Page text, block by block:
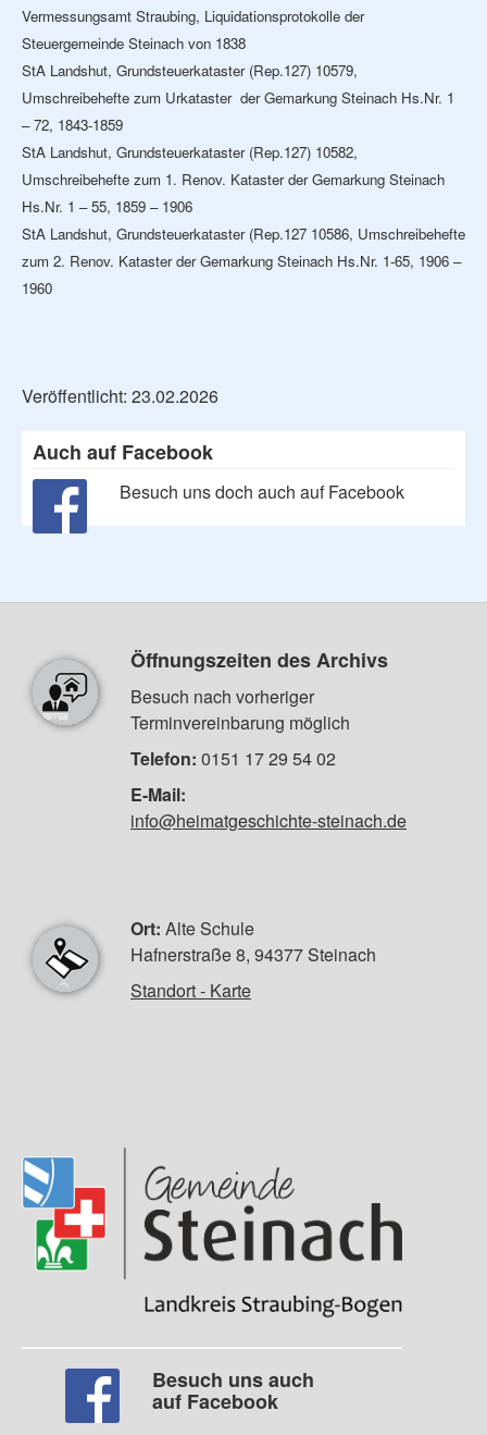
Vermessungsamt Straubing, Liquidationsprotokolle der
Steuergemeinde Steinach von 1838
StA Landshut, Grundsteuerkataster (Rep.127) 10579,
Umschreibehefte zum Urkataster der Gemarkung Steinach Hs.Nr. 1
– 72, 1843-1859
StA Landshut, Grundsteuerkataster (Rep.127) 10582,
Umschreibehefte zum 1. Renov. Kataster der Gemarkung Steinach
Hs.Nr. 1 – 55, 1859 – 1906
StA Landshut, Grundsteuerkataster (Rep.127 10586, Umschreibehefte
zum 2. Renov. Kataster der Gemarkung Steinach Hs.Nr. 1-65, 1906 –
1960
Veröffentlicht: 23.02.2026
Auch auf Facebook
Besuch uns doch auch auf Facebook
Öffnungszeiten des Archivs
Besuch nach vorheriger
Terminvereinbarung möglich
Telefon: 0151 17 29 54 02
E-Mail:
info@heimatgeschichte-steinach.de
Ort: Alte Schule
Hafnerstraße 8, 94377 Steinach
Standort - Karte
Besuch uns auch
auf Facebook